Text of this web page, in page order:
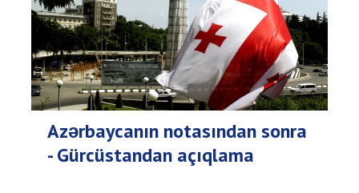
Azərbaycanın notasından sonra
- Gürcüstandan açıqlama